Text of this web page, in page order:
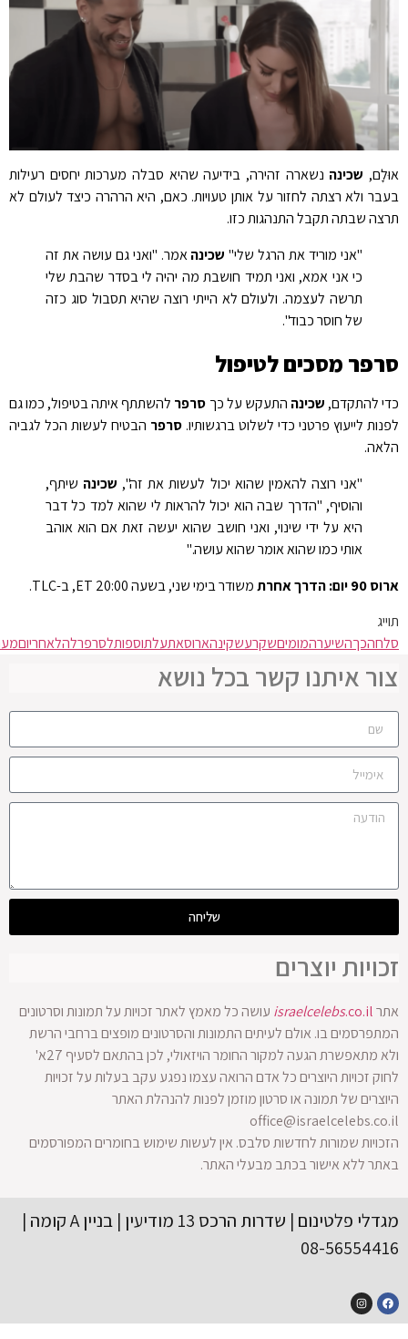
שכינהנשארה זהירה, בידיעה שהיא סבלה מערכות יחסים רעילות
ולא רצתה לחזור על אותן טעויות. כאם, היא הרהרה כיצד לעולם לא
שבתה תקבל התנהגות כזו.
"אני מוריד את הרגל שלי"שכינהאמר. "ואני גם עושה את זה
כי אני אמא, ואני תמיד חושבת מה יהיה לי בסדר שהבת שלי
תרשה לעצמה. ולעולם לא הייתי רוצה שהיא תסבול סוג כזה
של חוסר כבוד".
מסכים לטיפול
להתקדם,שכינההתעקש על כךסרפרלהשתתף איתה בטיפול, כמו גם
לייעוץ פרטני כדי לשלוט ברגשותיו.סרפרהבטיח לעשות הכל לגביה
"אני רוצה להאמין שהוא יכול לעשות את זה",שכינהשיתף,
והוסיף, "הדרך שבה הוא יכול להראות לי שהוא למד כל דבר
היא על ידי שינוי, ואני חושב שהוא יעשה זאת אם הוא אוהב
אותי כמו שהוא אומר שהוא עושה."
הדרך אחרת
משודר בימי שני, בשעה 20:00 ET, ב-TLC.
כךהשיערהמומיםשקרעשקינהארוסאתעלתוספותלסרפרלהלאחריוםמעריצי
איתנו קשר בכל נושא
שליחה
יוצרים
israelcelebs.co.il
עושה כל מאמץ לאתר זכויות על תמונות וסרטונים
בו. אולם לעיתים התמונות והסרטונים מופצים ברחבי הרשת
ולא מתאפשרת הגעה למקור החומר הויזאולי, לכן בהתאם לסעיף 27א'
זכויות היוצרים כל אדם הרואה עצמו נפגע עקב בעלות על זכויות
של תמונה או סרטון מוזמן לפנות להנהלת האתר
שמורות לחדשות סלבס. אין לעשות שימוש בחומרים המפורסמים
ללא אישור בכתב מבעלי האתר.
מגדלי פלטינום | שדרות הרכס 13 מודיעין | בניין A קומה |
08-